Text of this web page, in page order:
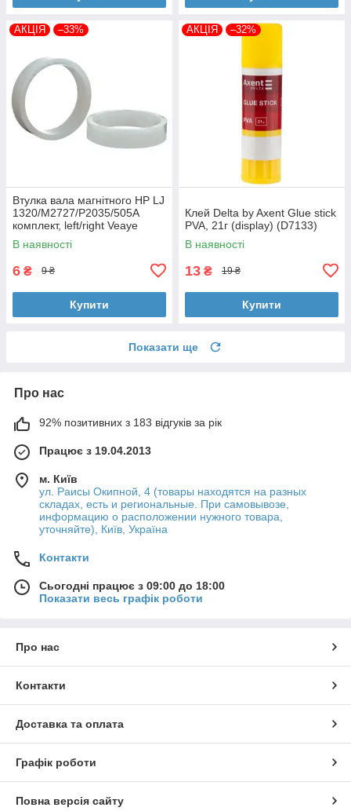
АКЦІЯ –33%
Втулка вала магнітного HP LJ
1320/M2727/P2035/505A
комплект, left/right Veaye
(BSHMR-505U-VE)
В наявності
6 ₴ 9 ₴
Купити
АКЦІЯ –32%
Клей Delta by Axent Glue stick
PVA, 21г (display) (D7133)
В наявності
13 ₴ 19 ₴
Купити
Показати ще
Про нас
92% позитивних з 183 відгуків за рік
Працює з 19.04.2013
м. Київ
ул. Раисы Окипной, 4 (товары находятся на разных
складах, есть и региональные. При самовывозе,
информацию о расположении нужного товара,
уточняйте), Київ, Україна
Контакти
Сьогодні працює з 09:00 до 18:00
Показати весь графік роботи
Про нас
Контакти
Доставка та оплата
Графік роботи
Повна версія сайту